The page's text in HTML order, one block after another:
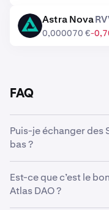
RVV Astra Nova
0,000070 €-
FAQ
Puis-je échanger des
bas ?
Kraken pour acheter
DAO s’ils atteignent
Est-ce que c’est le
Atlas DAO ?